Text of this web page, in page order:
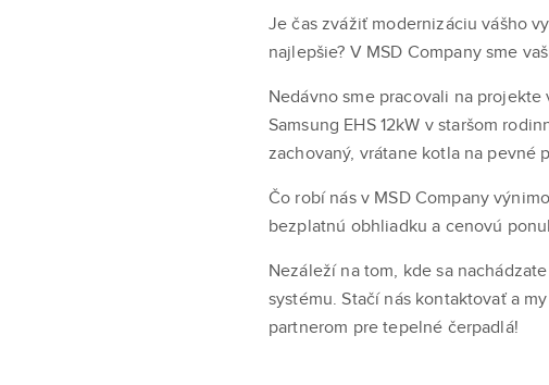
Je čas zvážiť modernizáciu vášho
najlepšie? V MSD Company sme
Nedávno sme pracovali na
Samsung EHS 12kW v staršom
zachovaný, vrátane kotla na pevné
Čo robí nás v MSD Company
bezplatnú obhliadku a cenovú
Nezáleží na tom, kde sa
systému. Stačí nás kontaktovať a
partnerom pre tepelné čerpadlá!